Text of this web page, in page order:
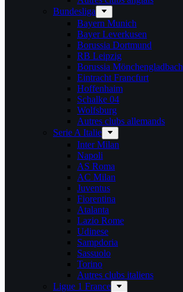
Bundesliga
Bayern Munich
Bayer Leverkusen
Borussia Dortmund
RB Leipzig
Borussia Mönchengladbach
Eintracht Francfurt
Hoffenhaim
Schalke 04
Wolfsburg
Autres clubs allemands
Serie A Italie
Inter Milan
Napoli
AS Roma
AC Milan
Juventus
Fiorentina
Atalanta
Lazio Rome
Udinese
Sampdoria
Sassuolo
Torino
Autres clubs italiens
Ligue 1 France